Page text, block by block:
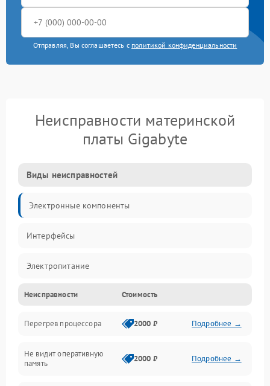
Отправляя, Вы соглашаетесь с политикой конфиденциальности
Неисправности материнской
платы Gigabyte
Виды неисправностей
Электронные компоненты
Интерфейсы
Электропитание
Корпус/Герметичность
Механика
ПО/Микропрограмма
Неисправности Стоимость
Перегрев процессора 2000 ₽ Подробнее →
Не видит оперативную
память
2000 ₽ Подробнее →